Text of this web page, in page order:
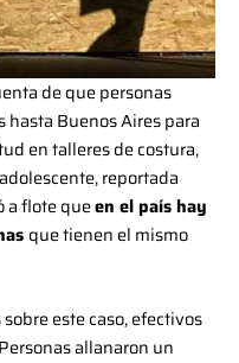
de que personas
Buenos Aires para
en talleres de costura,
reportada
a flote queen el país hay
que tienen el mismo
este caso, efectivos
allanaron un